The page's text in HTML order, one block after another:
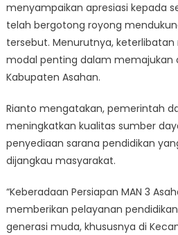
menyampaikan apresiasi kepada
telah bergotong royong
tersebut. Menurutnya,
modal penting dalam memajukan
Kabupaten Asahan.
Rianto mengatakan, pemerintah
meningkatkan kualitas sumber
penyediaan sarana pendidikan
dijangkau masyarakat.
“Keberadaan Persiapan MAN 3
memberikan pelayanan
generasi muda, khususnya di